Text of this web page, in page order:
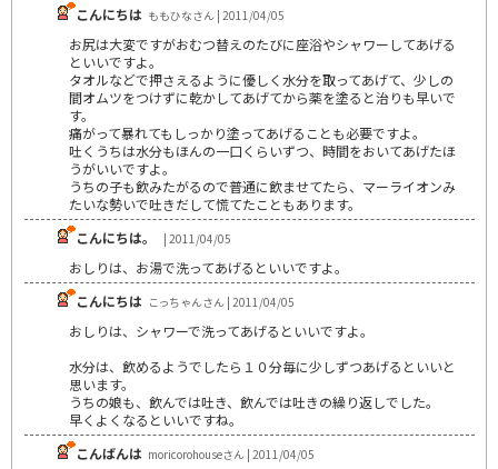
こんにちは ももひなさん | 2011/04/05
お尻は大変ですがおむつ替えのたびに座浴やシャワーしてあげる
といいですよ。
タオルなどで押さえるように優しく水分を取ってあげて、少しの
間オムツをつけずに乾かしてあげてから薬を塗ると治りも早いで
す。
痛がって暴れてもしっかり塗ってあげることも必要ですよ。
吐くうちは水分もほんの一口くらいずつ、時間をおいてあげたほ
うがいいですよ。
うちの子も飲みたがるので普通に飲ませてたら、マーライオンみ
たいな勢いで吐きだして慌てたこともあります。
こんにちは。
| 2011/04/05
おしりは、お湯で洗ってあげるといいですよ。
こんにちは こっちゃんさん | 2011/04/05
おしりは、シャワーで洗ってあげるといいですよ。
水分は、飲めるようでしたら１０分毎に少しずつあげるといいと
思います。
うちの娘も、飲んでは吐き、飲んでは吐きの繰り返しでした。
早くよくなるといいですね。
こんばんは moricorohouseさん | 2011/04/05